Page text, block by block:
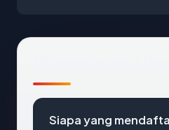
Siapa yang